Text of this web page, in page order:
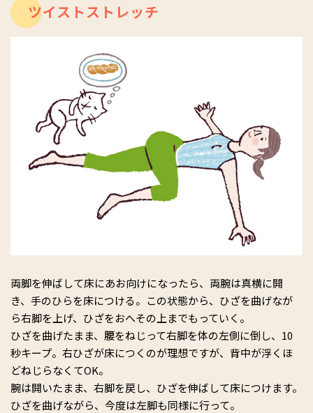
ツイストストレッチ
両脚を伸ばして床にあお向けになったら、両腕は真横に開
き、手のひらを床につける。この状態から、ひざを曲げなが
ら右脚を上げ、ひざをおへその上までもっていく。
ひざを曲げたまま、腰をねじって右脚を体の左側に倒し、10
秒キープ。右ひざが床につくのが理想ですが、背中が浮くほ
どねじらなくてOK。
腕は開いたまま、右脚を戻し、ひざを伸ばして床につけます。
ひざを曲げながら、今度は左脚も同様に行って。